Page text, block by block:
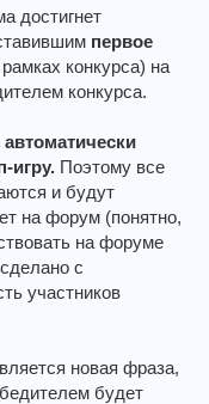
достигнет
первое
конкурса) на
конкурса.
игру. Поэтому все
и будут
на форум (понятно,
на форуме
с
участников
новая фраза,
будет